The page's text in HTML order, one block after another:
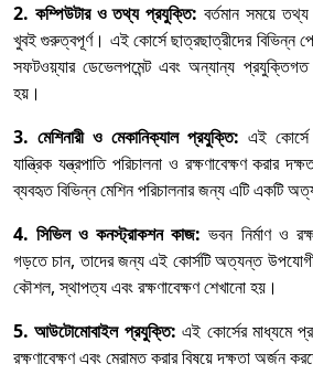
2. কম্পিউটার ও তথ্য প্রযুক্তি: বর্তমান সময়ে
খুবই গুরুত্বপূর্ণ। এই কোর্সে ছাত্রছাত্রীদের বিভিন্ন
সফটওয়্যার ডেভেলপমেন্ট এবং অন্যান্য প্রযুক্তিগত
হয়।
3. মেশিনারী ও মেকানিক্যাল প্রযুক্তি: এই কোর্সে
যান্ত্রিক যন্ত্রপাতি পরিচালনা ও রক্ষণাবেক্ষণ করার
ব্যবহৃত বিভিন্ন মেশিন পরিচালনার জন্য এটি একটি
4. সিভিল ও কনস্ট্রাকশন কাজ: ভবন নির্মাণ ও
গড়তে চান, তাদের জন্য এই কোর্সটি অত্যন্ত
কৌশল, স্থাপত্য এবং রক্ষণাবেক্ষণ শেখানো হয়।
5. আউটোমোবাইল প্রযুক্তি: এই কোর্সের মাধ্যমে
রক্ষণাবেক্ষণ এবং মেরামত করার বিষয়ে দক্ষতা অর্জন